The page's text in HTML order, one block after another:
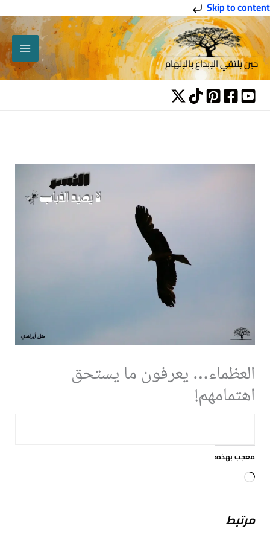
Skip to content
تخطي
إلى
المحتوى
حين يلتقي الإبداع بالإلهام
العظماء… يعرفون ما يستحق
اهتمامهم!
معجب بهذه:
جاري
مرتبط